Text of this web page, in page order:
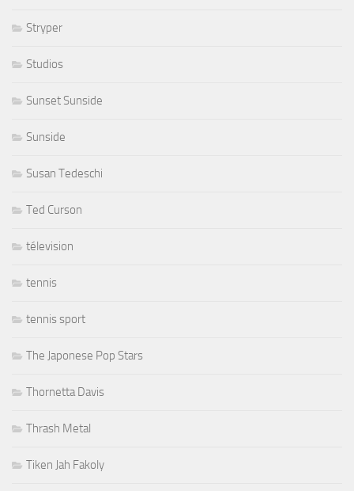
Stryper
Studios
Sunset Sunside
Sunside
Susan Tedeschi
Ted Curson
télevision
tennis
tennis sport
The Japonese Pop Stars
Thornetta Davis
Thrash Metal
Tiken Jah Fakoly